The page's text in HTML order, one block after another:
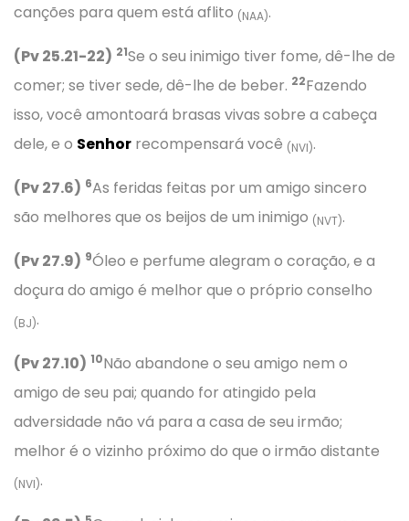
canções para quem está aflito (NAA).
(Pv 25.21-22) 21Se o seu inimigo tiver fome, dê-lhe de
comer; se tiver sede, dê-lhe de beber. 22Fazendo
isso, você amontoará brasas vivas sobre a cabeça
dele, e o Senhor recompensará você (NVI).
(Pv 27.6) 6As feridas feitas por um amigo sincero
são melhores que os beijos de um inimigo (NVT).
(Pv 27.9) 9Óleo e perfume alegram o coração, e a
doçura do amigo é melhor que o próprio conselho
(BJ).
(Pv 27.10) 10Não abandone o seu amigo nem o
amigo de seu pai; quando for atingido pela
adversidade não vá para a casa de seu irmão;
melhor é o vizinho próximo do que o irmão distante
(NVI).